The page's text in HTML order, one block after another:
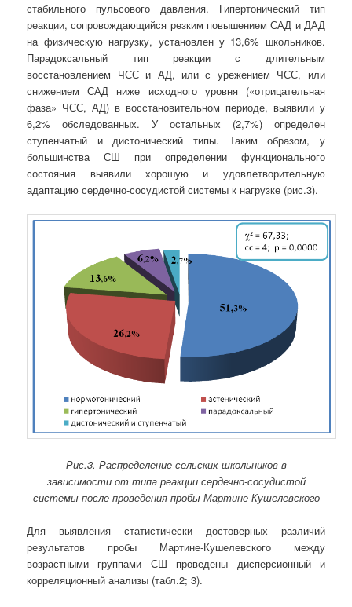
стабильного пульсового давления. Гипертонический тип
реакции, сопровождающийся резким повышением САД и ДАД
на физическую нагрузку, установлен у 13,6% школьников.
Парадоксальный тип реакции с длительным
восстановлением ЧСС и АД, или с урежением ЧСС, или
снижением САД ниже исходного уровня («отрицательная
фаза» ЧСС, АД) в восстановительном периоде, выявили у
6,2% обследованных. У остальных (2,7%) определен
ступенчатый и дистонический типы. Таким образом, у
большинства СШ при определении функционального
состояния выявили хорошую и удовлетворительную
адаптацию сердечно-сосудистой системы к нагрузке (рис.3).
Рис.3. Распределение сельских школьников в
зависимости от типа реакции сердечно-сосудистой
системы после проведения пробы Мартине-Кушелевского
Для выявления статистически достоверных различий
результатов пробы Мартине-Кушелевского между
возрастными группами СШ проведены дисперсионный и
корреляционный анализы (табл.2; 3).